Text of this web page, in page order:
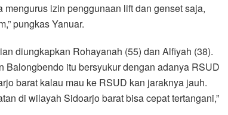
izin penggunaan lift dan genset saja,
pungkas Yanuar.
diungkapkan Rohayanah (55) dan Alfiyah (38).
itu bersyukur dengan adanya RSUD
barat kalau mau ke RSUD kan jaraknya jauh.
di wilayah Sidoarjo barat bisa cepat tertangani,”